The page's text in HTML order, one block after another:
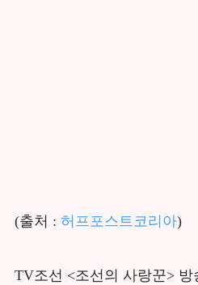
(출처 : 허프포스트코리아)
TV조선 <조선의 사랑꾼> 방